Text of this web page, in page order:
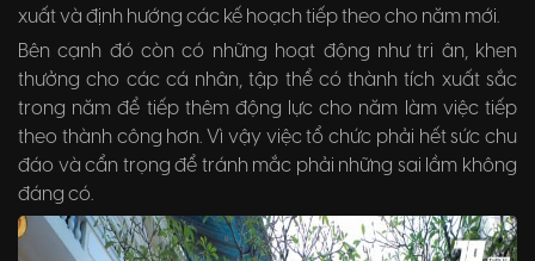
xuất và định hướng các kế hoạch tiếp theo cho năm mới.
Bên cạnh đó còn có những hoạt động như tri ân, khen
thưởng cho các cá nhân, tập thể có thành tích xuất sắc
trong năm để tiếp thêm động lực cho năm làm việc tiếp
theo thành công hơn. Vì vậy việc tổ chức phải hết sức chu
đáo và cẩn trọng để tránh mắc phải những sai lầm không
đáng có.